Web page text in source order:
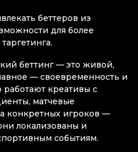
беттеров из
для более
беттинг — это живой,
— своевременность и
работают креативы с
матчевые
конкретных игроков —
локализованы и
событиям.